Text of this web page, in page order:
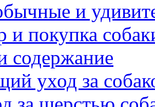
и
и покупка
содержание
уход за